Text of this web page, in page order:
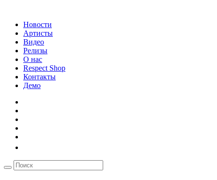
Новости
Артисты
Видео
Релизы
О нас
Respect Shop
Контакты
Демо